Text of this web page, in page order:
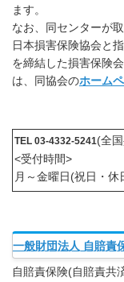
ます。
なお、同センターが
日本損害保険協会と
を締結した損害保険
は、同協会のホーム
TEL 03-4332-5241(全
<受付時間>
月～金曜日(祝日・
一般財団法人 自賠責
自賠責保険(自賠責共